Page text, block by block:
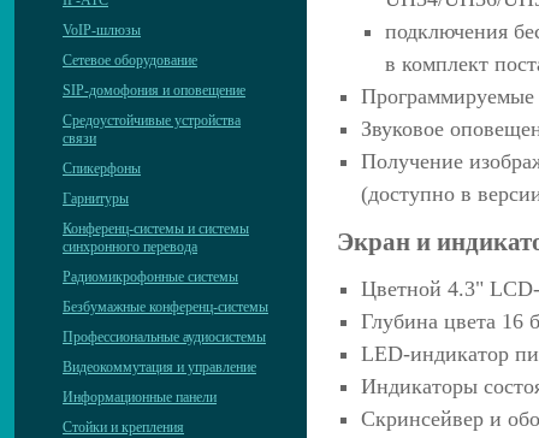
VoIP-шлюзы
Сетевое оборудование
SIP-домофония и оповещение
Средоустойчивые устройства
связи
Спикерфоны
Гарнитуры
Конференц-системы и системы
синхронного перевода
Радиомикрофонные системы
Безбумажные конференц-системы
Профессиональные аудиосистемы
Видеокоммутация и управление
Информационные панели
Стойки и крепления
подключения
в комплект
Звуковое
Получение
(доступно в
Экран и
Цветной 4.3"
Глубина цвета 16
LED-индикатор
Индикаторы
Скринсейвер и